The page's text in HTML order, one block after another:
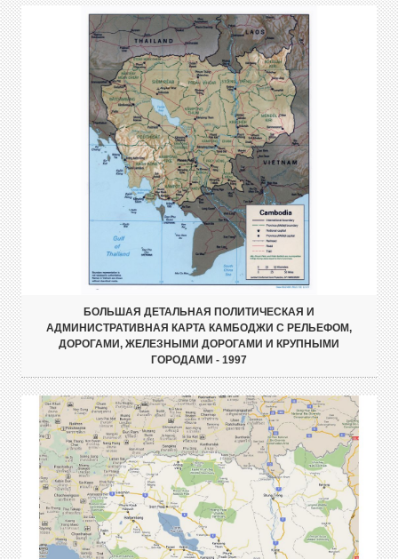
БОЛЬШАЯ ДЕТАЛЬНАЯ ПОЛИТИЧЕСКАЯ И
АДМИНИСТРАТИВНАЯ КАРТА КАМБОДЖИ С РЕЛЬЕФОМ,
ДОРОГАМИ, ЖЕЛЕЗНЫМИ ДОРОГАМИ И КРУПНЫМИ
ГОРОДАМИ - 1997